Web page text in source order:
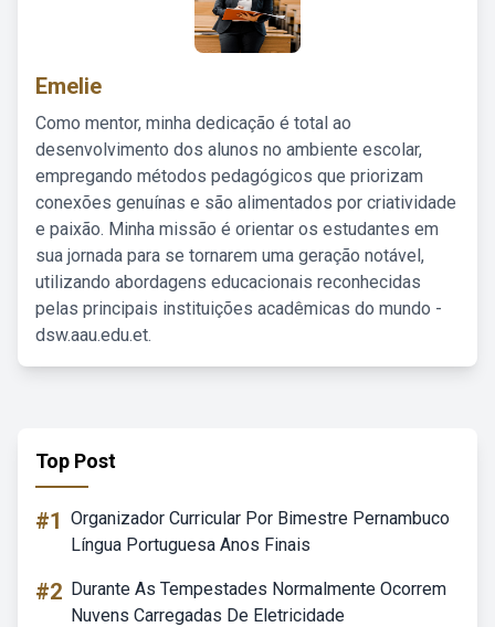
Emelie
Como mentor, minha dedicação é total ao
desenvolvimento dos alunos no ambiente escolar,
empregando métodos pedagógicos que priorizam
conexões genuínas e são alimentados por criatividade
e paixão. Minha missão é orientar os estudantes em
sua jornada para se tornarem uma geração notável,
utilizando abordagens educacionais reconhecidas
pelas principais instituições acadêmicas do mundo -
dsw.aau.edu.et.
Top Post
#1 Organizador Curricular Por Bimestre Pernambuco
Língua Portuguesa Anos Finais
#2 Durante As Tempestades Normalmente Ocorrem
Nuvens Carregadas De Eletricidade